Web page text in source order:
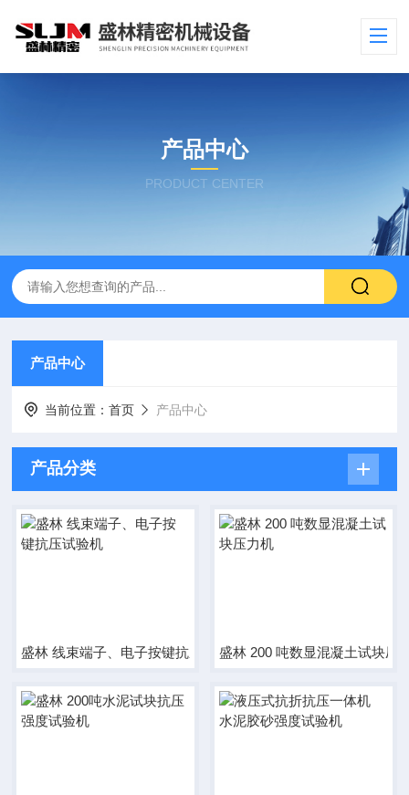
产品中心
PRODUCT CENTER
产品中心
当前位置：首页 产品中心
产品分类
盛林 线束端子、电子按键抗压试验机盛林 200 吨数显混凝土试块压